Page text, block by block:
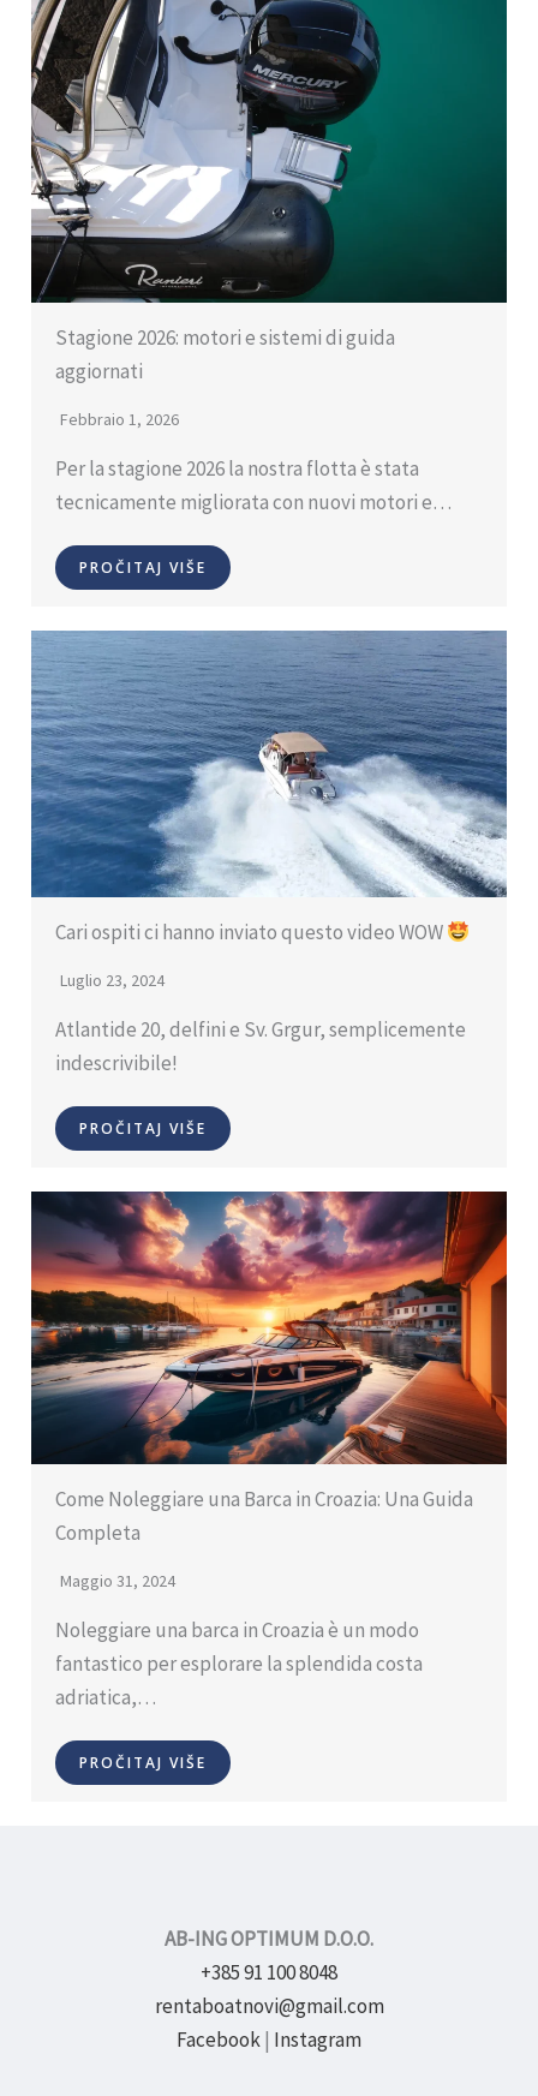
Stagione 2026: motori e sistemi di guida
aggiornati
Febbraio 1, 2026
Per la stagione 2026 la nostra flotta è stata
tecnicamente migliorata con nuovi motori e…
PROČITAJ VIŠE
Cari ospiti ci hanno inviato questo video WOW
Luglio 23, 2024
Atlantide 20, delfini e Sv. Grgur, semplicemente
indescrivibile!
PROČITAJ VIŠE
Come Noleggiare una Barca in Croazia: Una Guida
Completa
Maggio 31, 2024
Noleggiare una barca in Croazia è un modo
fantastico per esplorare la splendida costa
adriatica,…
PROČITAJ VIŠE
AB-ING OPTIMUM D.O.O.
+385 91 100 8048
rentaboatnovi@gmail.com
Facebook| Instagram